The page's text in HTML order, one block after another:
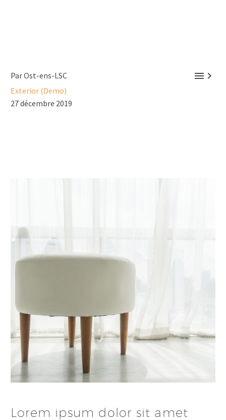

Par Ost-ens-LSC
Exterior (Demo)
27 décembre 2019
Lorem ipsum dolor sit amet